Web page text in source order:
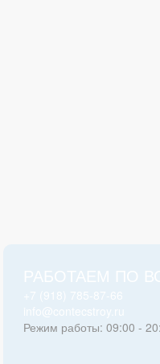
РАБОТАЕМ ПО
+7 (918) 785-87-66
info@contecstroy.ru
Режим работы: 09:00 -